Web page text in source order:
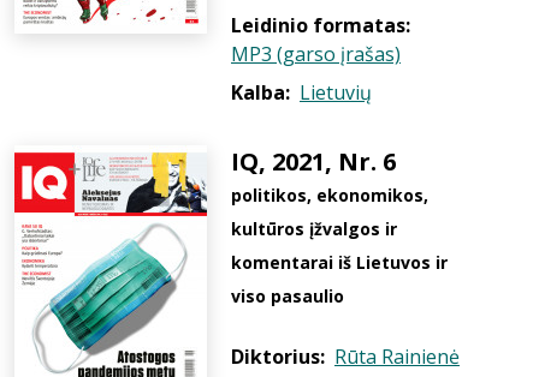
Leidinio formatas:
MP3 (garso įrašas)
Kalba: Lietuvių
IQ, 2021, Nr. 6
politikos, ekonomikos,
kultūros įžvalgos ir
komentarai iš Lietuvos ir
viso pasaulio
Diktorius: Rūta Rainienė